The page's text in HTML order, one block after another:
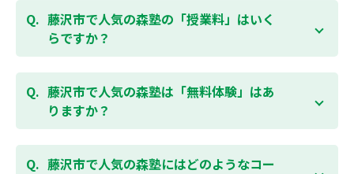
藤沢市で人気の森塾の「授業料」はいく
らですか？
お子様の学年やご状況、校舎によって変わります。森
塾の授業料はこちらのページよりお問合わせくださ
い。自動返信メールで【すぐ】にご確認いただけま
す。
藤沢市で人気の森塾は「無料体験」はあ
りますか？
通常期には最大1ヶ月の無料体験を受付しておりま
す。また、春休み、夏休み、冬休みの講習では「4日
藤沢市で人気の森塾にはどのようなコー